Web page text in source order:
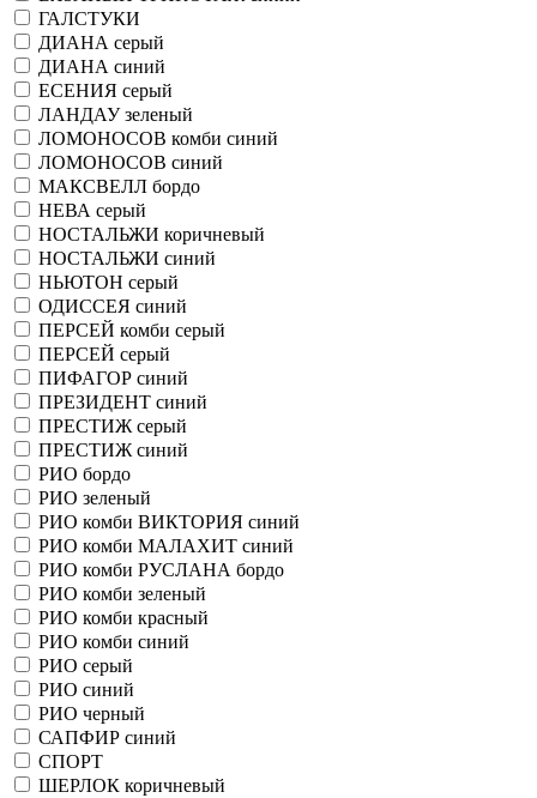
ГАЛСТУКИ
ДИАНА серый
ДИАНА синий
ЕСЕНИЯ серый
ЛАНДАУ зеленый
ЛОМОНОСОВ комби синий
ЛОМОНОСОВ синий
МАКСВЕЛЛ бордо
НЕВА серый
НОСТАЛЬЖИ коричневый
НОСТАЛЬЖИ синий
НЬЮТОН серый
ОДИССЕЯ синий
ПЕРСЕЙ комби серый
ПЕРСЕЙ серый
ПИФАГОР синий
ПРЕЗИДЕНТ синий
ПРЕСТИЖ серый
ПРЕСТИЖ синий
РИО бордо
РИО зеленый
РИО комби ВИКТОРИЯ синий
РИО комби МАЛАХИТ синий
РИО комби РУСЛАНА бордо
РИО комби зеленый
РИО комби красный
РИО комби синий
РИО серый
РИО синий
РИО черный
САПФИР синий
СПОРТ
ШЕРЛОК коричневый